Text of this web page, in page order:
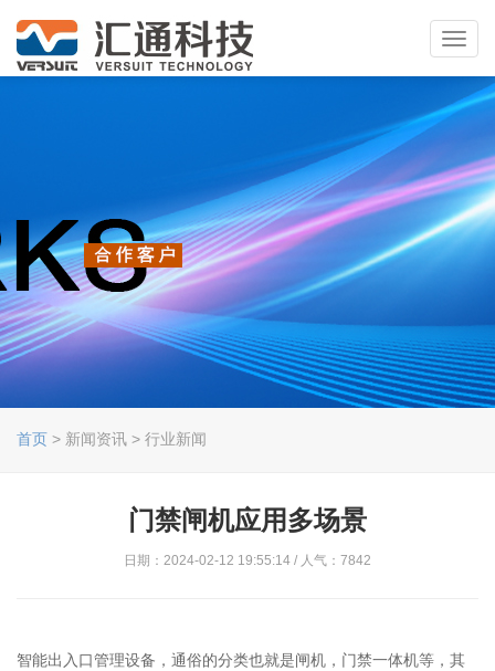
首页 > 新闻资讯 > 行业新闻
门禁闸机应用多场景
日期：2024-02-12 19:55:14 / 人气：7842
智能出入口管理设备，通俗的分类也就是闸机，门禁一体机等，其